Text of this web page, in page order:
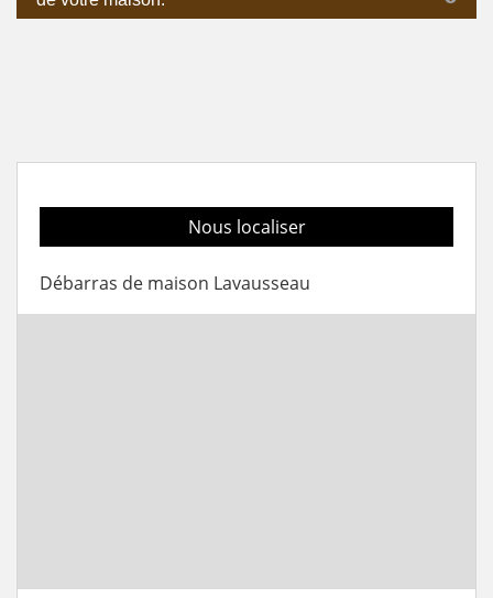
Nous localiser
Débarras de maison Lavausseau